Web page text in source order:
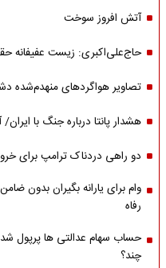
آتش افروز سوخت
حاج‌علی‌اکبری: زیست عفیفانه
تصاویر هواگردهای منهدم‌شده
هشدار پانتا درباره جنگ با
دو راهی دردناک ترامپ برای
رفاه
حساب سهام عدالتی ها پرپول
چند؟